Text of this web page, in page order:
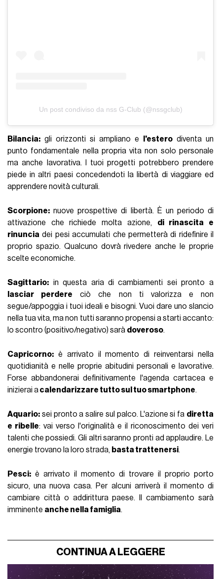
Un post condiviso da nss G-Club (@nssgclub)
Bilancia: gli orizzonti si ampliano e l'esterodiventa un
punto fondamentale nella propria vita non solo personale
ma anche lavorativa. I tuoi progetti potrebbero prendere
piede in altri paesi concedendoti la libertà di viaggiare ed
apprendere novità culturali.
Scorpione: nuove prospettive di libertà. È un periodo di
attivazione che richiede molta azione, di rinascita e
rinuncia dei pesi accumulati che permetterà di ridefinire il
proprio spazio. Qualcuno dovrà rivedere anche le proprie
scelte economiche.
Sagittario: in questa aria di cambiamenti sei pronto a
lasciar perdere ciò che non ti valorizza e non
segue/appoggia i tuoi ideali e bisogni. Vuoi dare uno slancio
nella tua vita, ma non tutti saranno propensi a starti accanto:
lo scontro (positivo/negativo) sarà doveroso.
Capricorno: è arrivato il momento di reinventarsi nella
quotidianità e nelle proprie abitudini personali e lavorative.
Forse abbandonerai definitivamente l'agenda cartacea e
inizierai acalendarizzare tutto sul tuo smartphone.
Aquario: sei pronto a salire sul palco. L'azione si fa diretta
e ribelle: vai verso l'originalità e il riconoscimento dei veri
talenti che possiedi. Gli altri saranno pronti ad applaudire. Le
energie trovano la loro strada, basta trattenersi.
Pesci: è arrivato il momento di trovare il proprio porto
sicuro, una nuova casa. Per alcuni arriverà il momento di
cambiare città o addirittura paese. Il cambiamento sarà
imminente anche nella famiglia.
CONTINUA A LEGGERE